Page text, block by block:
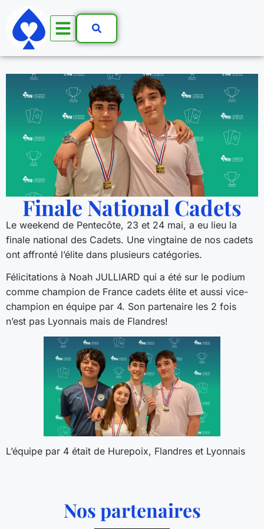
Finale National Cadets
Le weekend de Pentecôte, 23 et 24 mai, a eu lieu la
finale national des Cadets. Une vingtaine de nos cadets
ont affronté l’élite dans plusieurs catégories.
Félicitations à Noah JULLIARD qui a été sur le podium
comme champion de France cadets élite et aussi vice-
champion en équipe par 4. Son partenaire les 2 fois
n’est pas Lyonnais mais de Flandres!
L’équipe par 4 était de Hurepoix, Flandres et Lyonnais
Nos partenaires